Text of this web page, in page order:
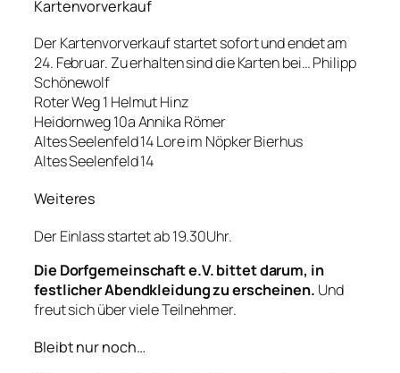
Kartenvorverkauf
Der Kartenvorverkauf startet sofort und endet am
24. Februar. Zu erhalten sind die Karten bei… Philipp
Schönewolf
Roter Weg 1 Helmut Hinz
Heidornweg 10a Annika Römer
Altes Seelenfeld 14 Lore im Nöpker Bierhus
Altes Seelenfeld 14
Weiteres
Der Einlass startet ab 19.30Uhr.
Die Dorfgemeinschaft e.V. bittet darum, in
festlicher Abendkleidung zu erscheinen. Und
freut sich über viele Teilnehmer.
Bleibt nur noch…